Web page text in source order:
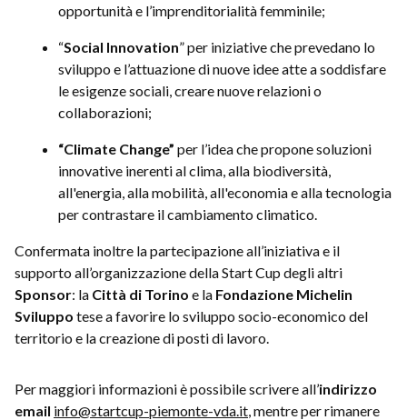
opportunità e l’imprenditorialità femminile;
“Social Innovation” per iniziative che prevedano lo
sviluppo e l’attuazione di nuove idee atte a soddisfare
le esigenze sociali, creare nuove relazioni o
collaborazioni;
“Climate Change” per l’idea che propone soluzioni
innovative inerenti al clima, alla biodiversità,
all'energia, alla mobilità, all'economia e alla tecnologia
per contrastare il cambiamento climatico.
Confermata inoltre la partecipazione all’iniziativa e il
supporto all’organizzazione della Start Cup degli altri
Sponsor: la Città di Torino e la Fondazione Michelin
Sviluppo tese a favorire lo sviluppo socio-economico del
territorio e la creazione di posti di lavoro.
Per maggiori informazioni è possibile scrivere all’indirizzo
email info@startcup-piemonte-vda.it, mentre per rimanere